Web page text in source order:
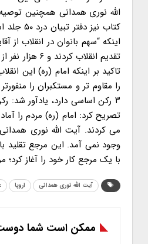
کتاب
اینکه “سهم بانوان در انقلاب
تقدیم
تاکید بر اینکه امام (ره) این
را مقاوم تر و مستکبران را
۳ رکن اساسی دارد، یادآور
تصریح کرد: امام (ره) مردم را
می کردند. آیت الله نوری
وجود نمی آمد. این مرجع تقلید
با یک مرجع کار خود را آغاز
آیت الله نوری همدانی اروپا
ممکن است شما